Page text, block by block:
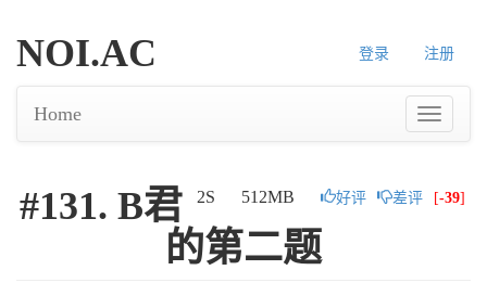
登录 注册
NOI.AC
Home
2S 512MB 好评 差评 [-39]
#131. B君
的第二题